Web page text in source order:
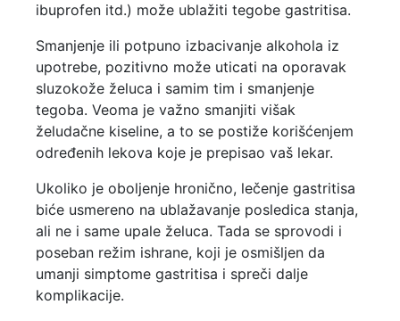
ibuprofen itd.) može ublažiti tegobe gastritisa.
Smanjenje ili potpuno izbacivanje alkohola iz
upotrebe, pozitivno može uticati na oporavak
sluzokože želuca i samim tim i smanjenje
tegoba. Veoma je važno smanjiti višak
želudačne kiseline, a to se postiže korišćenjem
određenih lekova koje je prepisao vaš lekar.
Ukoliko je oboljenje hronično, lečenje gastritisa
biće usmereno na ublažavanje posledica stanja,
ali ne i same upale želuca. Tada se sprovodi i
poseban režim ishrane, koji je osmišljen da
umanji simptome gastritisa i spreči dalje
komplikacije.